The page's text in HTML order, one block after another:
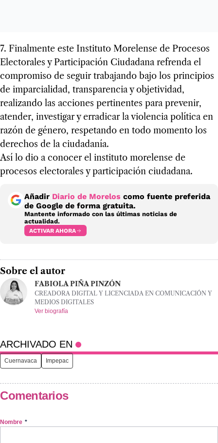
7. Finalmente este Instituto Morelense de Procesos
Electorales y Participación Ciudadana refrenda el
compromiso de seguir trabajando bajo los principios
de imparcialidad, transparencia y objetividad,
realizando las acciones pertinentes para prevenir,
atender, investigar y erradicar la violencia política en
razón de género, respetando en todo momento los
derechos de la ciudadanía.
Así lo dio a conocer el instituto morelense de
procesos electorales y participación ciudadana.
Añadir Diario de Morelos como fuente preferida
de Google de forma gratuita.
Mantente informado con las últimas noticias de
actualidad.
ACTIVAR AHORA
Sobre el autor
FABIOLA PIÑA PINZÓN
CREADORA DIGITAL Y LICENCIADA EN COMUNICACIÓN Y
MEDIOS DIGITALES
Ver biografía
ARCHIVADO EN
Cuernavaca Impepac
Comentarios
Nombre *